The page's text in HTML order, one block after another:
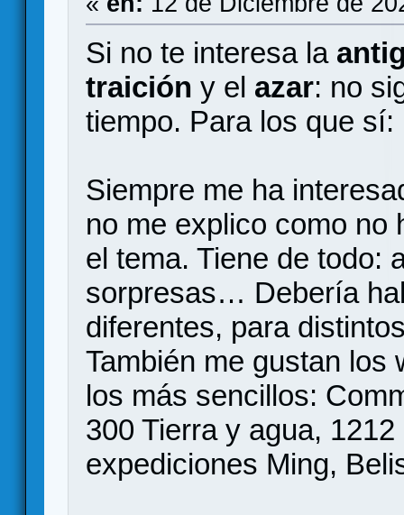
Si no te interesa la
traición y el azar: no
tiempo. Para los que sí:
Siempre me ha
no me explico como no
el tema. Tiene de todo:
sorpresas… Debería
diferentes, para
También me gustan los
los más sencillos:
300 Tierra y agua,
expediciones Ming,